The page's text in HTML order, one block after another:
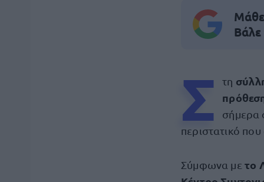
Μάθε
Σ τη
σήμερα
περιστατικό
Σύμφωνα με το